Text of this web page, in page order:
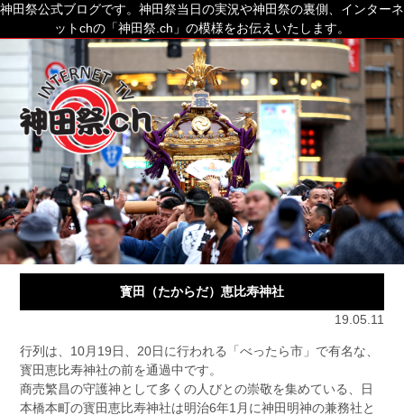
神田祭公式ブログです。神田祭当日の実況や神田祭の裏側、インターネ
ットchの「神田祭.ch」の模様をお伝えいたします。
寳田（たからだ）恵比寿神社
19.05.11
行列は、10月19日、20日に行われる「べったら市」で有名な、
寳田恵比寿神社の前を通過中です。
商売繁昌の守護神として多くの人びとの崇敬を集めている、日
本橋本町の寳田恵比寿神社は明治6年1月に神田明神の兼務社と